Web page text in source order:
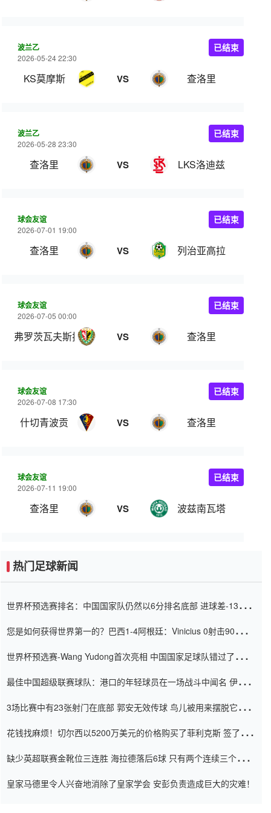
波兰乙
2026-05-24 22:30
KS莫摩斯 VS 查洛里
已结束
波兰乙
2026-05-28 23:30
查洛里 VS LKS洛迪兹
已结束
球会友谊
2026-07-01 19:00
查洛里 VS 列治亚高拉
已结束
球会友谊
2026-07-05 00:00
弗罗茨瓦夫斯拉斯克 VS 查洛里
已结束
球会友谊
2026-07-08 17:30
什切青波贡 VS 查洛里
已结束
球会友谊
2026-07-11 19:00
查洛里 VS 波兹南瓦塔
已结束
热门足球新闻
世界杯预选赛排名：中国国家队仍然以6分排名底部 进球差-13令人
您是如何获得世界第一的？巴西1-4阿根廷：Vinicius 0射击90分钟
世界杯预选赛-Wang Yudong首次亮相 中国国家足球队错过了世界
最佳中国超级联赛球队：港口的年轻球员在一场战斗中闻名 伊万放
3场比赛中有23张射门在底部 郭安无效传球 鸟儿被用来摆脱它
花钱找麻烦！切尔西以5200万美元的价格购买了菲利克斯 签了7年
缺少英超联赛金靴位三连胜 海拉德落后6球 只有两个连续三个连续
皇家马德里令人兴奋地消除了皇家学会 安彭负责造成巨大的灾难！